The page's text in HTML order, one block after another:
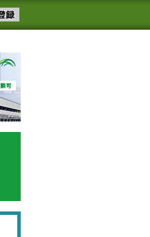
スメール配信を登録す